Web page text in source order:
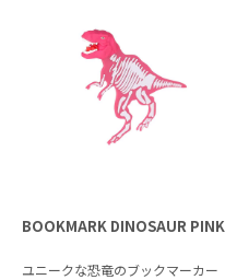
BOOKMARK DINOSAUR PINK
ユニークな恐竜のブックマーカー